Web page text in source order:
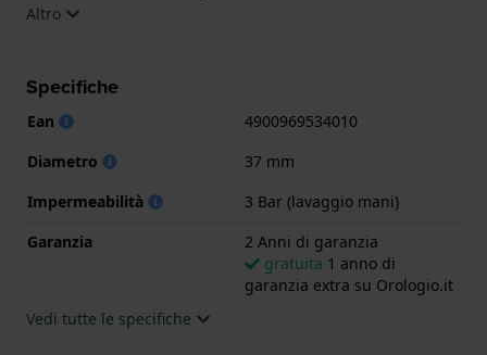
è fornito con 2 Anni di garanzia.
Altro
Specifiche
Ean
4900969534010
Diametro
37 mm
Impermeabilità
3 Bar (lavaggio mani)
Garanzia
2 Anni di garanzia
gratuita 1 anno di
garanzia extra su Orologio.it
Vedi tutte le specifiche